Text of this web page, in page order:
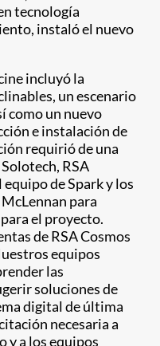
tecnología
instaló el nuevo
incluyó la
un escenario
como un nuevo
e instalación de
requirió de una
RSA
de Spark y los
para
el proyecto.
de RSA Cosmos
equipos
las
soluciones de
digital de última
necesaria a
y a los equipos